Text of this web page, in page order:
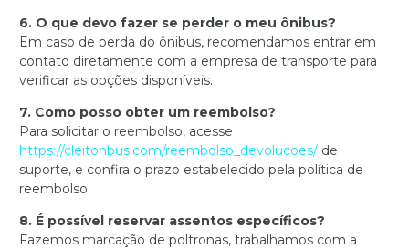
6. O que devo fazer se perder o meu ônibus?
Em caso de perda do ônibus, recomendamos entrar em
contato diretamente com a empresa de transporte para
verificar as opções disponíveis.
7. Como posso obter um reembolso?
Para solicitar o reembolso, acesse
https://cleitonbus.com/reembolso_devolucoes/ de
suporte, e confira o prazo estabelecido pela política de
reembolso.
8. É possível reservar assentos específicos?
Fazemos marcação de poltronas, trabalhamos com a